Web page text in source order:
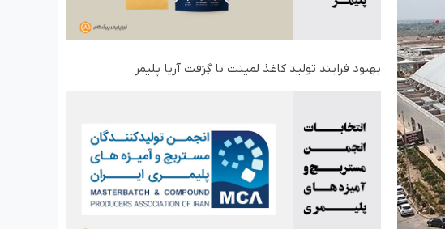
بهبود فرایند تولید کاغذ لمینت با گِرَفت آریا پلیمر